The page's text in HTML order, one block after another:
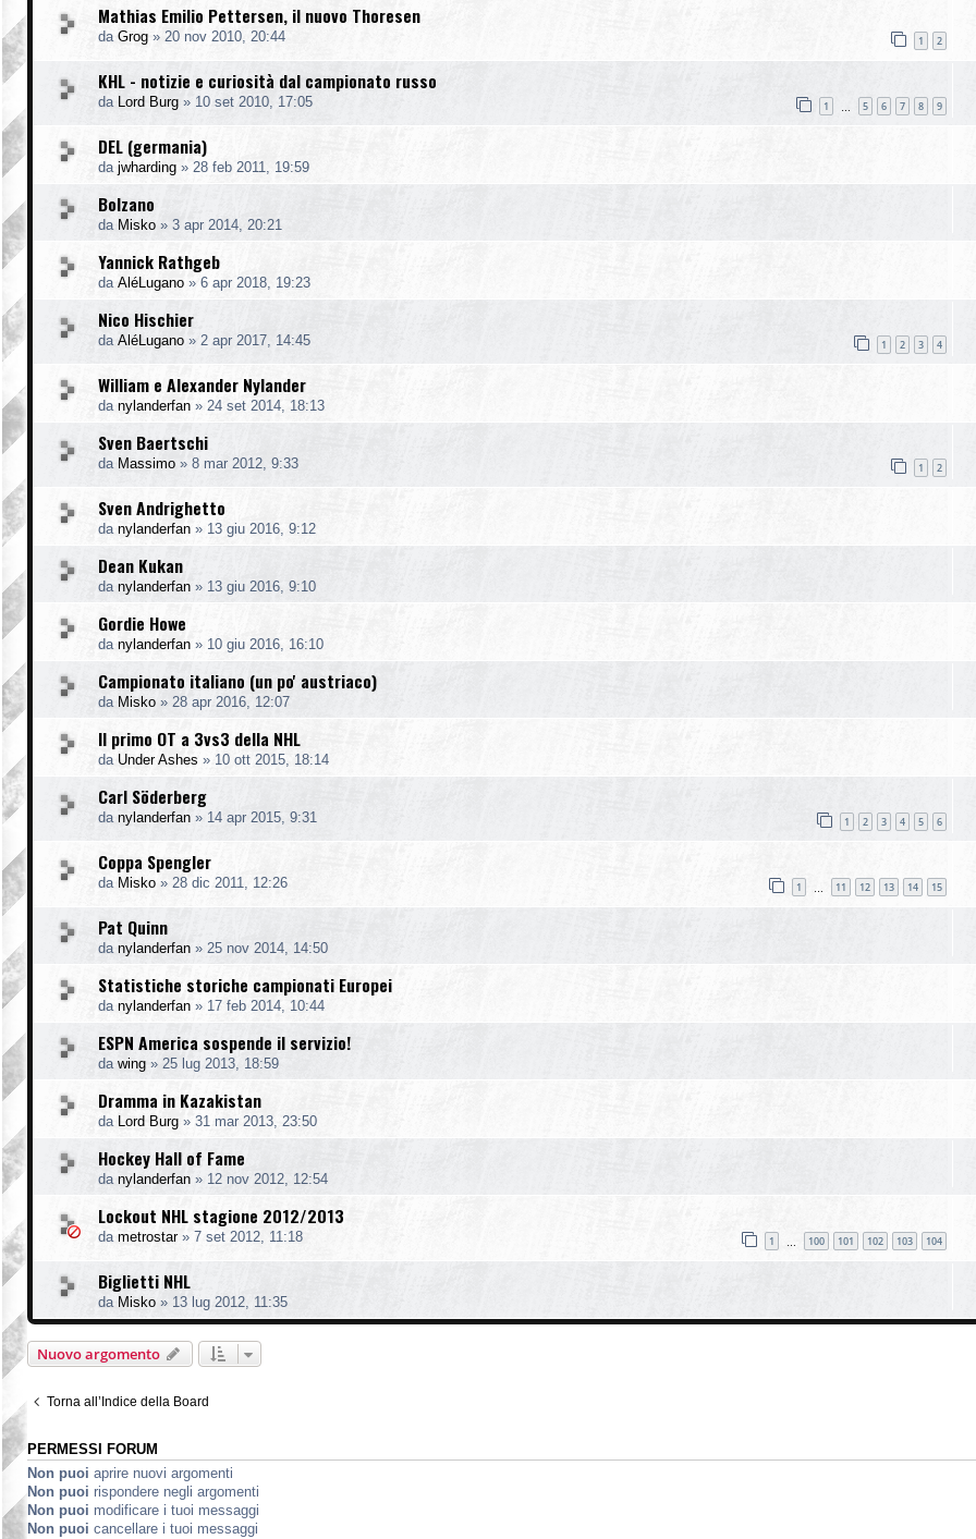
Mathias Emilio Pettersen, il nuovo Thoresen
da Grog » 20 nov 2010, 20:44 1 2
KHL - notizie e curiosità dal campionato russo
da Lord Burg » 10 set 2010, 17:05 1 5 6 7 8 9
DEL (germania)
da jwharding » 28 feb 2011, 19:59
Bolzano
da Misko » 3 apr 2014, 20:21
Yannick Rathgeb
da AléLugano » 6 apr 2018, 19:23
Nico Hischier
da AléLugano » 2 apr 2017, 14:45 1 2 3 4
William e Alexander Nylander
da nylanderfan » 24 set 2014, 18:13
Sven Baertschi
da Massimo » 8 mar 2012, 9:33 1 2
Sven Andrighetto
da nylanderfan » 13 giu 2016, 9:12
Dean Kukan
da nylanderfan » 13 giu 2016, 9:10
Gordie Howe
da nylanderfan » 10 giu 2016, 16:10
Campionato italiano (un po' austriaco)
da Misko » 28 apr 2016, 12:07
Il primo OT a 3vs3 della NHL
da Under Ashes » 10 ott 2015, 18:14
Carl Söderberg
da nylanderfan » 14 apr 2015, 9:31 1 2 3 4 5 6
Coppa Spengler
da Misko » 28 dic 2011, 12:26 1 11 12 13 14 15
Pat Quinn
da nylanderfan » 25 nov 2014, 14:50
Statistiche storiche campionati Europei
da nylanderfan » 17 feb 2014, 10:44
ESPN America sospende il servizio!
da wing » 25 lug 2013, 18:59
Dramma in Kazakistan
da Lord Burg » 31 mar 2013, 23:50
Hockey Hall of Fame
da nylanderfan » 12 nov 2012, 12:54
Lockout NHL stagione 2012/2013
da metrostar» 7 set 2012, 11:18 1 100 101 102 103 104
Biglietti NHL
da Misko » 13 lug 2012, 11:35
Nuovo argomento
Torna all’Indice della Board
PERMESSI FORUM
Non puoi aprire nuovi argomenti
Non puoi rispondere negli argomenti
Non puoi modificare i tuoi messaggi
Non puoi cancellare i tuoi messaggi